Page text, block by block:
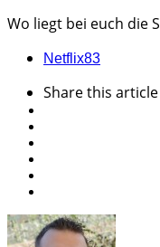
Wo liegt bei euch die
Netflix83
Sharethis article